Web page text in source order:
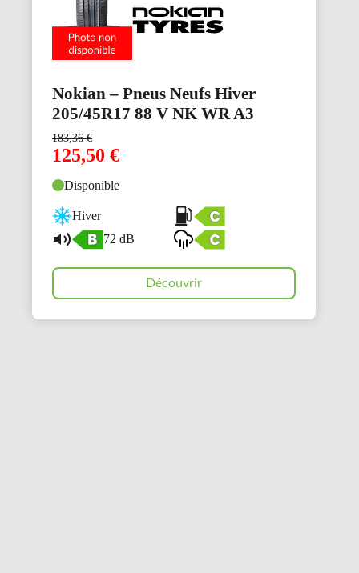
Nokian – Pneus Neufs Hiver
205/45R17 88 V NK WR A3
183,36€
125,50 €
Disponible
Hiver
72 dB
Découvrir